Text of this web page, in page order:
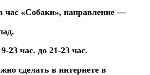
час «Собаки», направление —
час. до 21-23 час.
сделать в интернете в